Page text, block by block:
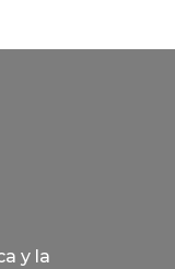
y la